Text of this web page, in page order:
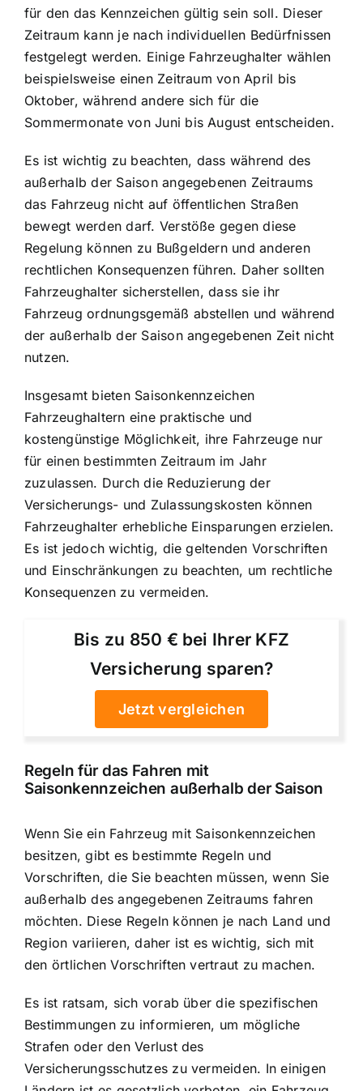
für den das Kennzeichen gültig sein soll. Dieser
Zeitraum kann je nach individuellen Bedürfnissen
festgelegt werden. Einige Fahrzeughalter wählen
beispielsweise einen Zeitraum von April bis
Oktober, während andere sich für die
Sommermonate von Juni bis August entscheiden.
Es ist wichtig zu beachten, dass während des
außerhalb der Saison angegebenen Zeitraums
das Fahrzeug nicht auf öffentlichen Straßen
bewegt werden darf. Verstöße gegen diese
Regelung können zu Bußgeldern und anderen
rechtlichen Konsequenzen führen. Daher sollten
Fahrzeughalter sicherstellen, dass sie ihr
Fahrzeug ordnungsgemäß abstellen und während
der außerhalb der Saison angegebenen Zeit nicht
nutzen.
Insgesamt bieten Saisonkennzeichen
Fahrzeughaltern eine praktische und
kostengünstige Möglichkeit, ihre Fahrzeuge nur
für einen bestimmten Zeitraum im Jahr
zuzulassen. Durch die Reduzierung der
Versicherungs- und Zulassungskosten können
Fahrzeughalter erhebliche Einsparungen erzielen.
Es ist jedoch wichtig, die geltenden Vorschriften
und Einschränkungen zu beachten, um rechtliche
Konsequenzen zu vermeiden.
Bis zu 850 € bei Ihrer KFZ
Versicherung sparen?
Jetzt vergleichen
Regeln für das Fahren mit
Saisonkennzeichen außerhalb der Saison
Wenn Sie ein Fahrzeug mit Saisonkennzeichen
besitzen, gibt es bestimmte Regeln und
Vorschriften, die Sie beachten müssen, wenn Sie
außerhalb des angegebenen Zeitraums fahren
möchten. Diese Regeln können je nach Land und
Region variieren, daher ist es wichtig, sich mit
den örtlichen Vorschriften vertraut zu machen.
Es ist ratsam, sich vorab über die spezifischen
Bestimmungen zu informieren, um mögliche
Strafen oder den Verlust des
Versicherungsschutzes zu vermeiden. In einigen